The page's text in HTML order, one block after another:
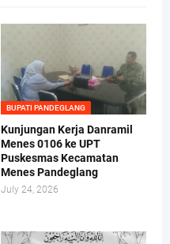
BUPATI PANDEGLANG
Kunjungan Kerja Danramil
Menes 0106 ke UPT
Puskesmas Kecamatan
Menes Pandeglang
July 24, 2026